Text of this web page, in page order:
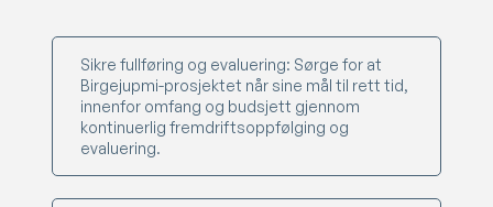
Sikre fullføring og evaluering: Sørge for at
Birgejupmi-prosjektet når sine mål til rett tid,
innenfor omfang og budsjett gjennom
kontinuerlig fremdriftsoppfølging og
evaluering.